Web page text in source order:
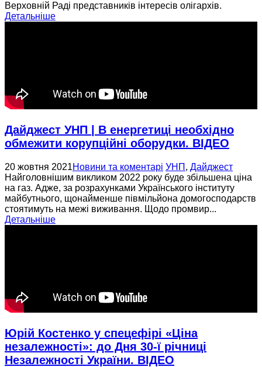
Верховній Раді представників інтересів олігархів.
Детальніше
Дайджест УНП | В енергетиці необхідно
обмежити корупційні оборудки. ВІДЕО
20 жовтня 2021Новини та коментарі УНП , Дайджест
Найголовнішим викликом 2022 року буде збільшена ціна
на газ. Адже, за розрахунками Українського інституту
майбутнього, щонайменше півмільйона домогосподарств
стоятимуть на межі виживання. Щодо промвир...
Детальніше
Юрій Костенко у спецефірі «Ціна
незалежності»: до Дня 30-ї річниці
Незалежності України. ВІДЕО